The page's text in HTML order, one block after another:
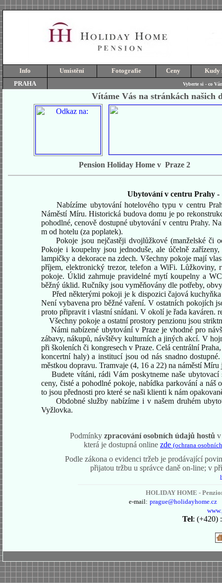
Info Umístění Fotografie Ceny
Kudy
PRAHA
Vyberte si - co
Vítáme Vás na stránkách našich
Pension Holiday Home v Praze 2
Ubytování v centru Prahy-
Nabízíme ubytování hotelového typu v centru
Náměstí Míru. Historická budova domu je po
pohodlné, cenově dostupné ubytování v centru Prahy.
m od hotelu (za poplatek).
Pokoje jsou nejčastěji dvojlůžkové (manželské či
Pokoje i koupelny jsou jednoduše, ale účelně
lampičky a dekorace na zdech. Všechny pokoje mají
příjem, elektronický trezor, telefon a WiFi. Lůžkoviny,
pokoje. Úklid zahrnuje pravidelné mytí koupelny a
běžný úklid. Ručníky jsou vyměňovány dle potřeby,
Před některými pokoji je k dispozici čajová kuchyňka
Není vybavena pro běžné vaření. V ostatních pokojích
proto připravit i vlastní snídani. V okolí je řada kaváren.
Všechny pokoje a ostatní prostory penzionu jsou
Námi nabízené ubytování v Praze je vhodné pro
zábavy, nákupů, návštěvy kulturních a jiných akcí. V
při školeních či kongresech v Praze. Celá centrální
koncertní haly) a institucí jsou od nás snadno
městkou dopravu. Tramvaje (4, 16 a 22) na náměstí
Budete vítáni, rádi Vám poskytneme naše ubytovací
ceny, čisté a pohodlné pokoje, nabídka parkování a náš
to jsou přednosti pro které se naši klienti k nám
Obdobné služby nabízíme i v našem druhém
Vyžlovka.
Podmínky zpracování osobních údajů hostů v
která je dostupná online zde (ochrana
Podle zákona o evidenci tržeb je prodávající
přijatou tržbu u správce daně on-line; v
HOLIDAY HOME -
e-mail: prague@holidayhome.cz
Tel: (+420)